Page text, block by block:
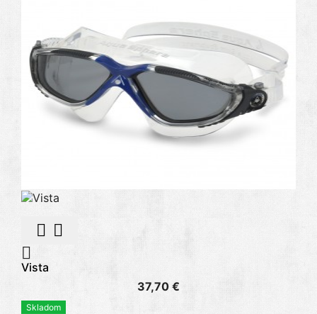



Vista
37,70 €
Skladom